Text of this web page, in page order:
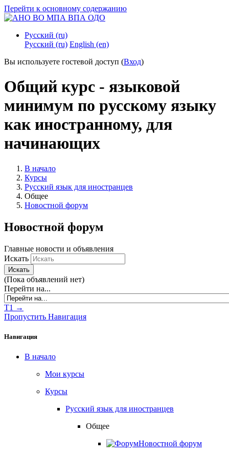
Перейти к основному содержанию
Русский ‎(ru)‎
Русский ‎(ru)‎ English ‎(en)‎
Вы используете гостевой доступ (Вход)
Общий курс - языковой
минимум по русскому языку
как иностранному, для
начинающих
В начало
Курсы
Русский язык для иностранцев
Общее
Новостной форум
Новостной форум
Главные новости и объявления
Искать
Искать
(Пока объявлений нет)
Перейти на...
Т1 →
Пропустить Навигация
Навигация
В начало
Мои курсы
Курсы
Русский язык для иностранцев
Общее
Новостной форум